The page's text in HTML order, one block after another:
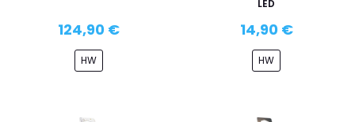
124,90 €
HW
LED
14,90 €
HW